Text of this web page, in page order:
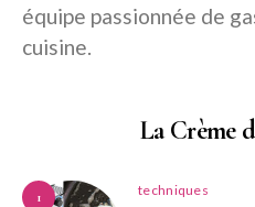
équipe passionnée de
cuisine.
La Crème
1 techniques